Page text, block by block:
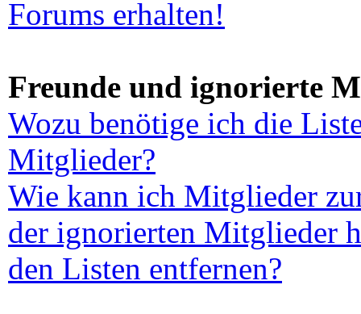
Forums erhalten!
Freunde und ignorierte
Wozu benötige ich die
Mitglieder?
Wie kann ich Mitglieder
der ignorierten Mitglieder
den Listen entfernen?